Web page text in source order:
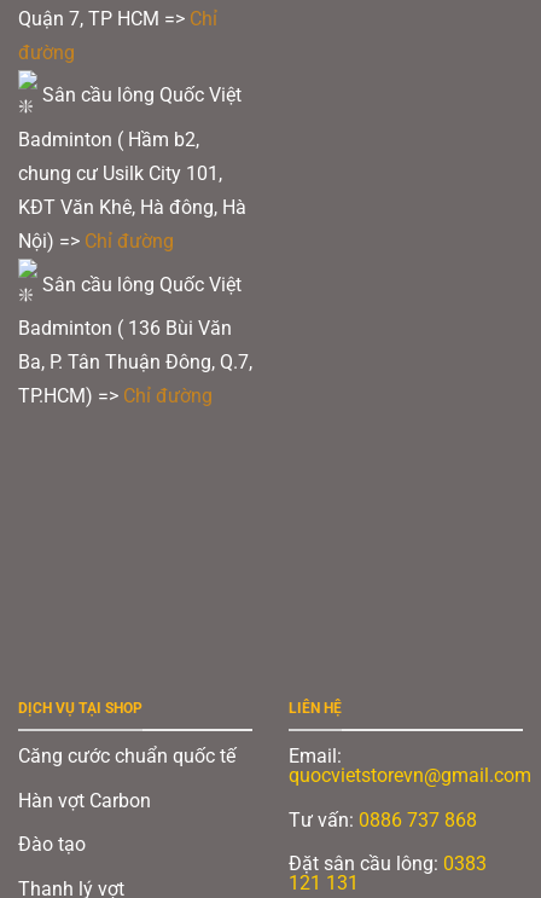
Quận 7, TP HCM => Chỉ
đường
Sân cầu lông Quốc Việt
Badminton ( Hầm b2,
chung cư Usilk City 101,
KĐT Văn Khê, Hà đông, Hà
Nội) => Chỉ đường
Sân cầu lông Quốc Việt
Badminton ( 136 Bùi Văn
Ba, P. Tân Thuận Đông, Q.7,
TP.HCM) => Chỉ đường
DỊCH VỤ TẠI SHOP
Căng cước chuẩn quốc tế
Hàn vợt Carbon
Đào tạo
Thanh lý vợt
LIÊN HỆ
Email:
quocvietstorevn@gmail.com
Tư vấn: 0886 737 868
Đặt sân cầu lông: 0383
121 131